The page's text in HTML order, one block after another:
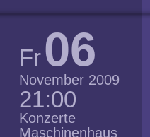
Fr06
November 2009
21:00
Konzerte
Maschinenhaus